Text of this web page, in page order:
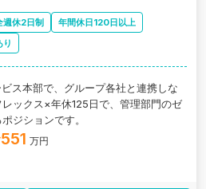
週休2日制
年間休日120日以上
り
ス本部で、グループ各社と連携しな
ックス×年休125日で、管理部門のゼ
ジションです。
万円